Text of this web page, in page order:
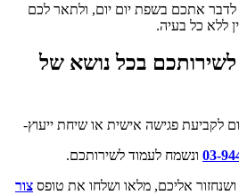
לדבר אתכם בשפת יום יום, ולתאר לכם
ללא כל בעיה.
בכל נושא של
לקביעת פגישה אישית או שיחת ייעוץ-
03- ונשמח לעמוד לשירותכם.
אליכם, מלאו ושלחו את טופס צור